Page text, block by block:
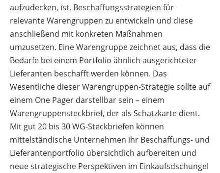
aufzudecken, ist, Beschaffungsstrategien für
relevante Warengruppen zu entwickeln und diese
anschließend mit konkreten Maßnahmen
umzusetzen. Eine Warengruppe zeichnet aus, dass die
Bedarfe bei einem Portfolio ähnlich ausgerichteter
Lieferanten beschafft werden können. Das
Wesentliche dieser Warengruppen-Strategie sollte auf
einem One Pager darstellbar sein – einem
Warengruppensteckbrief, der als Schatzkarte dient.
Mit gut 20 bis 30 WG-Steckbriefen können
mittelständische Unternehmen ihr Beschaffungs- und
Lieferantenportfolio übersichtlich aufbereiten und
neue strategische Perspektiven im Einkaufsdschungel